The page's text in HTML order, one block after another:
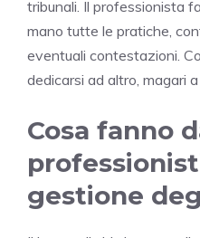
tribunali. Il professionista
mano tutte le pratiche,
eventuali contestazioni.
dedicarsi ad altro, magari
Cosa fanno
gestione